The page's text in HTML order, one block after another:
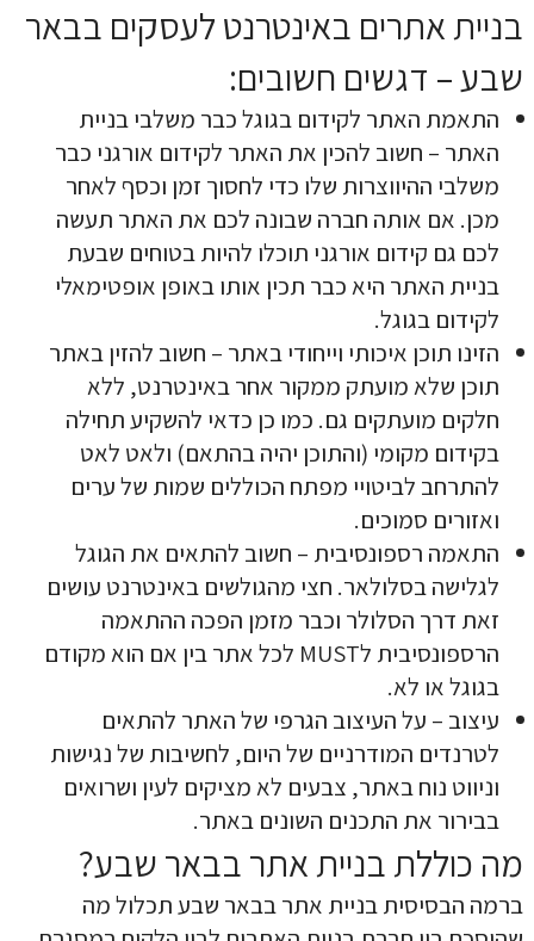
בניית אתרים באינטרנט לעסקים בבאר
שבע – דגשים חשובים:
התאמת האתר לקידום בגוגל כבר משלבי בניית
האתר – חשוב להכין את האתר לקידום אורגני כבר
משלבי ההיווצרות שלו כדי לחסוך זמן וכסף לאחר
מכן. אם אותה חברה שבונה לכם את האתר תעשה
לכם גם קידום אורגני תוכלו להיות בטוחים שבעת
בניית האתר היא כבר תכין אותו באופן אופטימאלי
לקידום בגוגל.
הזינו תוכן איכותי וייחודי באתר – חשוב להזין באתר
תוכן שלא מועתק ממקור אחר באינטרנט, ללא
חלקים מועתקים גם. כמו כן כדאי להשקיע תחילה
בקידום מקומי (והתוכן יהיה בהתאם) ולאט לאט
להתרחב לביטויי מפתח הכוללים שמות של ערים
ואזורים סמוכים.
התאמה רספונסיבית – חשוב להתאים את הגוגל
לגלישה בסלולאר. חצי מהגולשים באינטרנט עושים
זאת דרך הסלולר וכבר מזמן הפכה ההתאמה
הרספונסיבית לMUST לכל אתר בין אם הוא מקודם
בגוגל או לא.
עיצוב – על העיצוב הגרפי של האתר להתאים
לטרנדים המודרניים של היום, לחשיבות של נגישות
וניווט נוח באתר, צבעים לא מציקים לעין ושרואים
בבירור את התכנים השונים באתר.
מה כוללת בניית אתר בבאר שבע?
ברמה הבסיסית בניית אתר בבאר שבע תכלול מה